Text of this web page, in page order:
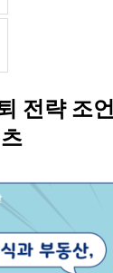
전략 조